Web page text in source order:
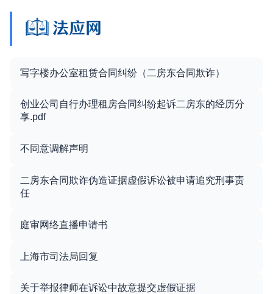
写字楼办公室租赁合同纠纷（二房东合同欺诈）
创业公司自行办理租房合同纠纷起诉二房东的经历分
享.pdf
不同意调解声明
二房东合同欺诈伪造证据虚假诉讼被申请追究刑事责
任
庭审网络直播申请书
上海市司法局回复
关于举报律师在诉讼中故意提交虚假证据